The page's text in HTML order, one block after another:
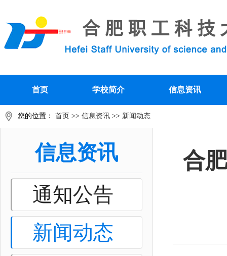
首页 学校简介 信息资讯
您的位置： 首页 >> 信息资讯 >> 新闻动态
信息资讯
通知公告
新闻动态
合